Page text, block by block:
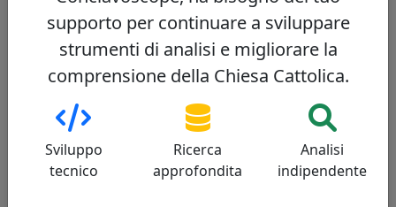
12/100
Víctor Manuel Fernández
supporto per continuare a sviluppare
strumenti di analisi e migliorare la
comprensione della Chiesa Cattolica.
Sviluppo
tecnico
Ricerca
approfondita
Analisi
indipendente